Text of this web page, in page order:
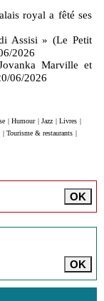
royal a fêté ses
Assisi » (Le Petit
2026
Marville et
06/2026
Humour Jazz Livres
Tourisme & restaurants